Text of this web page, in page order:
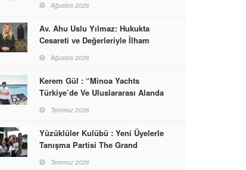
Ağustos 2026
Av. Ahu Uslu Yılmaz: Hukukta
Cesareti ve Değerleriyle İlham
Ağustos 2026
Kerem Gül : “Minoa Yachts
Türkiye’de Ve Uluslararası Alanda
Markası Olacak”
Temmuz 2026
Yüzüklüler Kulübü : Yeni Üyelerle
Tanışma Partisi The Grand
Temmuz 2026